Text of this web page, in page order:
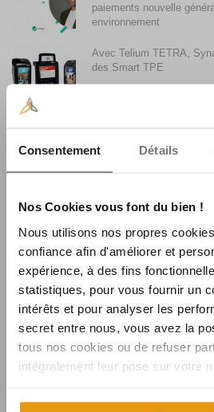
Consentement Détails
Nos Cookies vous font du bien !
Nous utilisons nos propres
confiance afin d'améliorer et
expérience, à des fins
statistiques, pour vous fournir un
intérêts et pour analyser les
secret entre nous, vous avez la
tous nos cookies ou de refuser
intégralement leur pose sur votre
paiements nouvelle
environnement
Avec Telium TETRA,
des Smart TPE
La Centrale Consulting
La faible utilisation du
évolution
Synalcom souhaite la